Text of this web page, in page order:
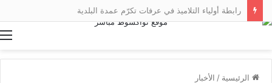
رابطة أولياء التلاميذ في عرفات تكرّم عمدة البلدية
الرئيسية / الأخبار